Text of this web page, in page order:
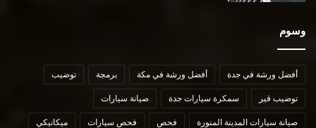
وسوم
أفضل ورشة في جدة أفضل ورشة في مكة برمجة توضيب
توضيب قير سمكرة سيارات جدة صيانة سيارات
صيانة سيارات المدينة المنورة فحص فحص سيارات ميكانيكي